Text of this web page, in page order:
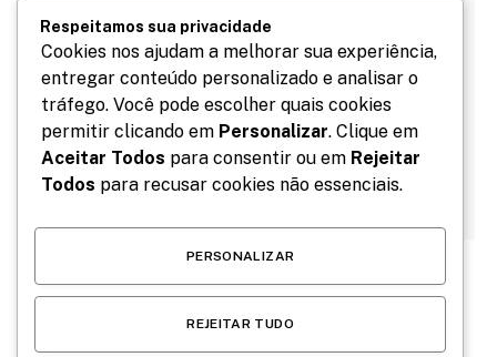
Salve meu nome, email e site neste navegador para
a próxima vez que eu comentar.
Respeitamos sua privacidade
Cookies nos ajudam a melhorar sua experiência,
entregar conteúdo personalizado e analisar o
tráfego. Você pode escolher quais cookies
permitir clicando em Personalizar. Clique em
Aceitar Todos para consentir ou em Rejeitar
Todos para recusar cookies não essenciais.
PERSONALIZAR
REJEITAR TUDO